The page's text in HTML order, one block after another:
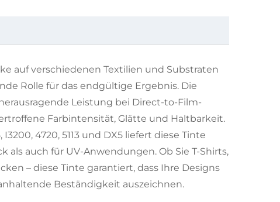
auf verschiedenen Textilien und Substraten
Rolle für das endgültige Ergebnis. Die
Leistung bei Direct-to-Film-
Farbintensität, Glätte und Haltbarkeit.
4720, 5113 und DX5 liefert diese Tinte
auch für UV-Anwendungen. Ob Sie T-Shirts,
– diese Tinte garantiert, dass Ihre Designs
Beständigkeit auszeichnen.